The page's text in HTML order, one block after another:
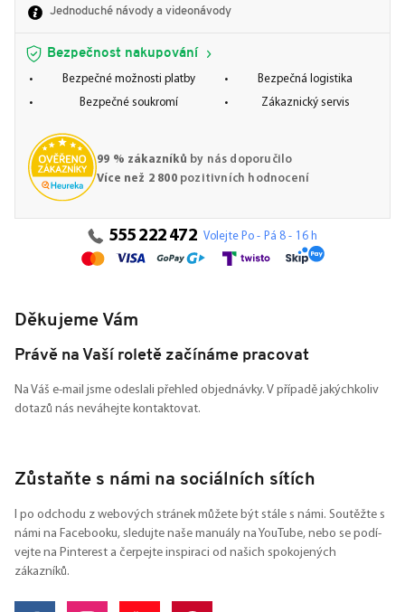
Jednoduché návody a videonávody
Bezpečnost nakupování
Bezpečné možnosti platby
Bezpečná logistika
Bezpečné soukromí
Zákaznický servis
99 % zákazníků by nás doporučilo
Více než 2 800pozitivních hodnocení
555 222 472 Volejte Po - Pá 8 - 16 h
Děkujeme Vám
Právě na Vaší roletě začínáme pracovat
Na Váš e-mail jsme odeslali přehled objednávky. V případě jakýchkoliv
dotazů nás neváhejte kontaktovat.
Zůstaňte s námi na sociálních sítích
I po odchodu z webových stránek můžete být stále s námi. Soutěžte s
námi na Facebooku, sledujte naše manuály na YouTube, nebo se podí-
vejte na Pinterest a čerpejte inspiraci od našich spokojených
zákazníků.